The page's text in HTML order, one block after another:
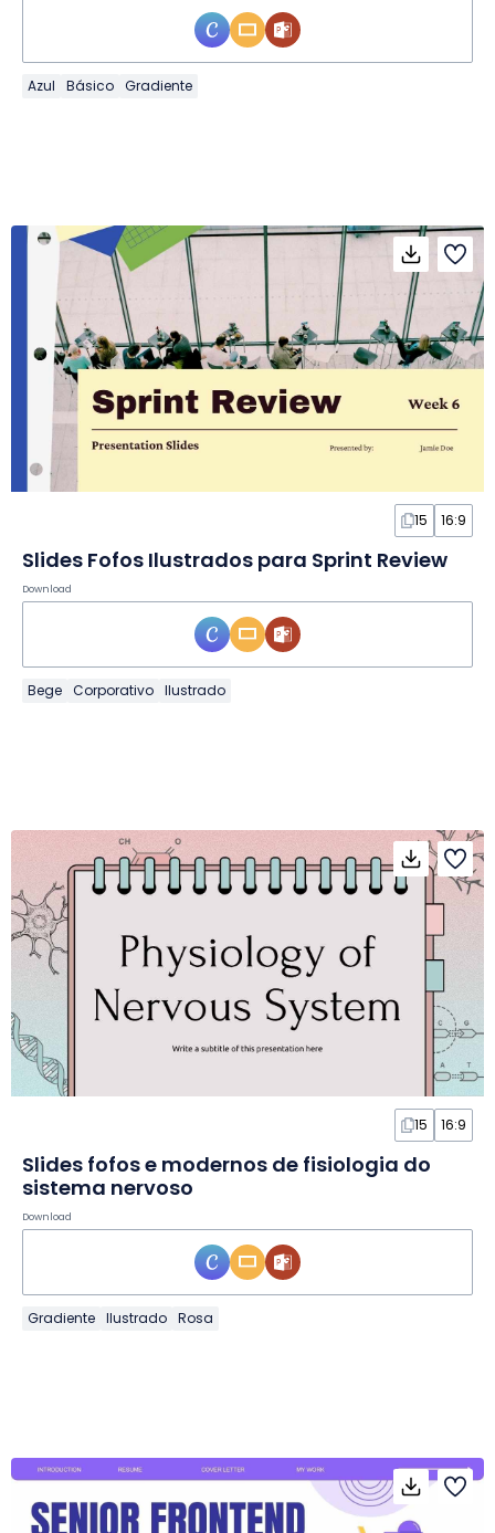
Azul Básico Gradiente
15 16:9
Slides Fofos Ilustrados para Sprint Review
Download
Bege Corporativo Ilustrado
15 16:9
Slides fofos e modernos de fisiologia do
sistema nervoso
Download
Gradiente Ilustrado Rosa